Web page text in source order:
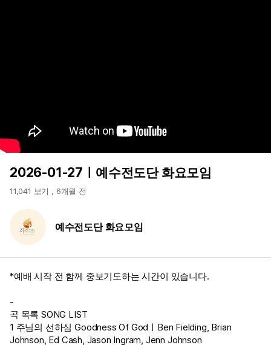
2026-01-27ㅣ예수전도단 화요모임
11,041 보기 , 6개월 전
예수전도단 화요모임
*예배 시작 전 함께 중보기도하는 시간이 있습니다.
-
곡 목록 SONG LIST
1 주님의 선하심 Goodness Of GodㅣBen Fielding, Brian
Johnson, Ed Cash, Jason Ingram, Jenn Johnson